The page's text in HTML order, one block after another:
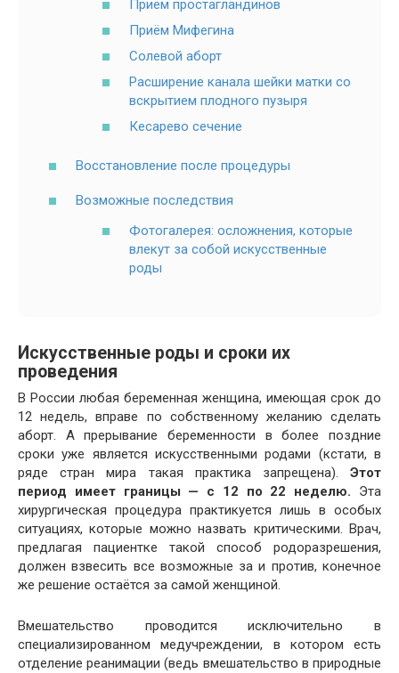
Приём простагландинов
Приём Мифегина
Солевой аборт
Расширение канала шейки матки со
вскрытием плодного пузыря
Кесарево сечение
Восстановление после процедуры
Возможные последствия
Фотогалерея: осложнения, которые
влекут за собой искусственные
роды
Искусственные роды и сроки их
проведения
В России любая беременная женщина, имеющая срок до
12 недель, вправе по собственному желанию сделать
аборт. А прерывание беременности в более поздние
сроки уже является искусственными родами (кстати, в
ряде стран мира такая практика запрещена). Этот
период имеет границы — с 12 по 22 неделю. Эта
хирургическая процедура практикуется лишь в особых
ситуациях, которые можно назвать критическими. Врач,
предлагая пациентке такой способ родоразрешения,
должен взвесить все возможные за и против, конечное
же решение остаётся за самой женщиной.
Вмешательство проводится исключительно в
специализированном медучреждении, в котором есть
отделение реанимации (ведь вмешательство в природные